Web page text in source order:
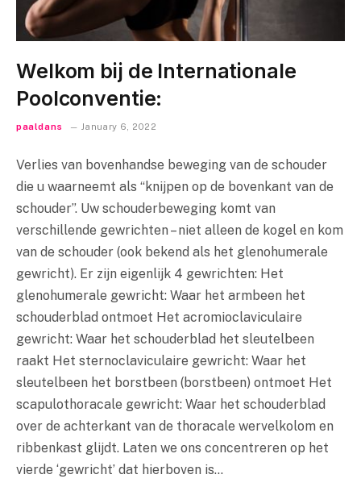
Welkom bij de Internationale
Poolconventie:
paaldans January 6, 2022
Verlies van bovenhandse beweging van de schouder
die u waarneemt als “knijpen op de bovenkant van de
schouder”. Uw schouderbeweging komt van
verschillende gewrichten – niet alleen de kogel en kom
van de schouder (ook bekend als het glenohumerale
gewricht). Er zijn eigenlijk 4 gewrichten: Het
glenohumerale gewricht: Waar het armbeen het
schouderblad ontmoet Het acromioclaviculaire
gewricht: Waar het schouderblad het sleutelbeen
raakt Het sternoclaviculaire gewricht: Waar het
sleutelbeen het borstbeen (borstbeen) ontmoet Het
scapulothoracale gewricht: Waar het schouderblad
over de achterkant van de thoracale wervelkolom en
ribbenkast glijdt. Laten we ons concentreren op het
vierde ‘gewricht’ dat hierboven is…